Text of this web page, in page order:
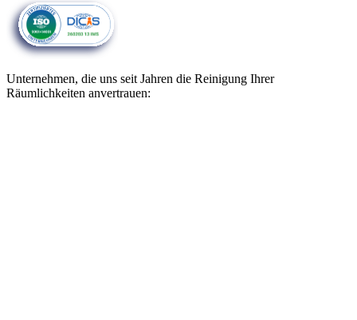
Unternehmen, die uns seit Jahren die Reinigung Ihrer
Räumlichkeiten anvertrauen: